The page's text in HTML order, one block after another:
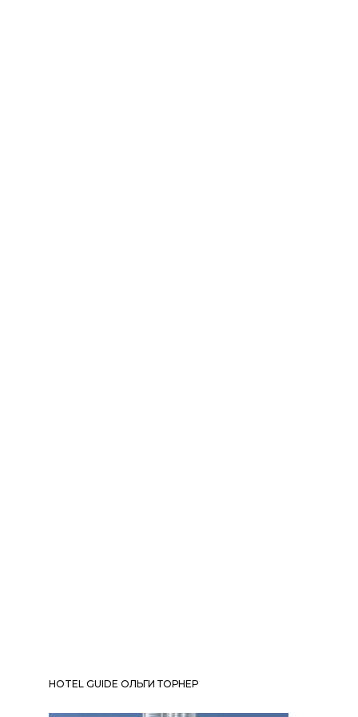
HOTEL GUIDE ОЛЬГИ ТОРНЕР